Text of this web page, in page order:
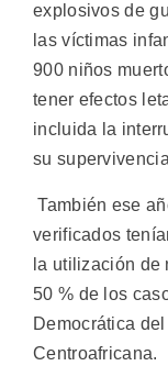
explosivos de
las víctimas
900 niños
tener efectos
incluida la
su
También ese
verificados
la utilización de
50 % de los
Democrática
Centroafricana.